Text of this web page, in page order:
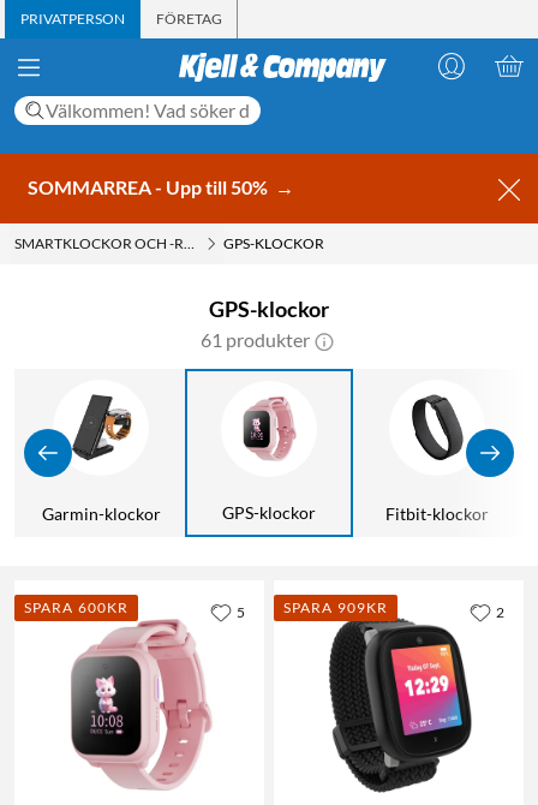
PRIVATPERSON FÖRETAG
SOMMARREA - Upp till 50% →
SMARTKLOCKOR OCH -RINGARGPS-KLOCKOR
GPS-klockor
61 produkter
Garmin-klockor GPS-klockor Fitbit-klockor
SPARA 600KR 5 SPARA 909KR 2